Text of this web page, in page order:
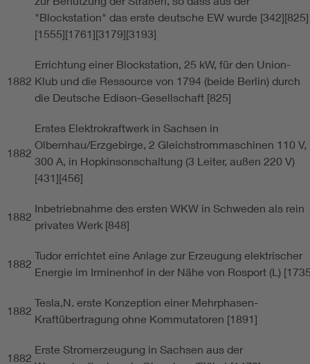
"Blockstation" das erste deutsche EW wurde [342][825]
[1555][1761][3179][3193]
1882
Errichtung einer Blockstation, 25 kW, für den Union-
Klub und die Ressource von 1794 (beide Berlin) durch
die Deutsche Edison-Gesellschaft [825]
1882
Erstes Elektrokraftwerk in Sachsen in
Olbernhau/Erzgebirge, 2 Gleichstrommaschinen 110 V,
300 A, in Hopkinsonschaltung (3 Leiter, außen 220 V)
[431][456]
1882
Inbetriebnahme des ersten WKW in Schweden als rein
privates Werk [848]
1882
Tudor errichtet eine Anlage zur Erzeugung elektrischer
Energie im Irminenhof in der Nähe von Rosport (L)
1882
Tesla,N. erste Konzeption einer Mehrphasen-
Kraftübertragung ohne Kommutatoren [1891]
1882
Erste Stromerzeugung in Sachsen aus der